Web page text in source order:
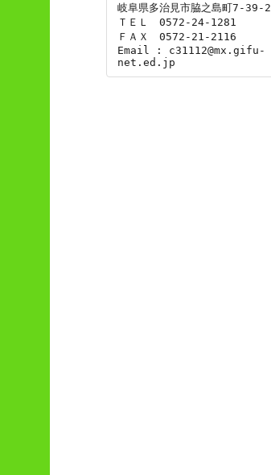
岐阜県多治見市脇之島町7-39-2
ＴＥＬ　0572-24-1281
ＦＡＸ　0572-21-2116
Email : c31112@mx.gifu-
net.ed.jp